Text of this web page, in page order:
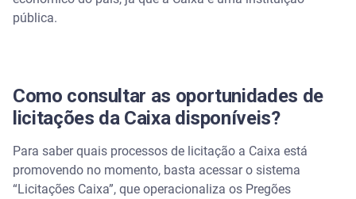
pública.
Como consultar as oportunidades de
licitações da Caixa disponíveis?
Para saber quais processos de licitação a Caixa está
promovendo no momento, basta acessar o sistema
“Licitações Caixa”, que operacionaliza os Pregões